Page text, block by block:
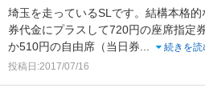
埼玉を走っているSLです。結構本格
券代金にプラスして720円の座席指定
か510円の自由席（当日券
続きを読
投稿日:2017/07/16